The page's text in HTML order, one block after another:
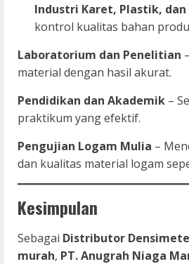
Industri Karet, Plastik,
kontrol kualitas bahan
Laboratorium dan Penelitian
material dengan hasil akurat.
Pendidikan dan Akademik –
praktikum yang efektif.
Pengujian Logam Mulia –
dan kualitas material logam
Kesimpulan
Sebagai Distributor
murah, PT. Anugrah Niaga